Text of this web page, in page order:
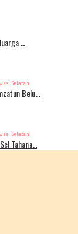
…
Selatan
Belu…
Selatan
Tahana…